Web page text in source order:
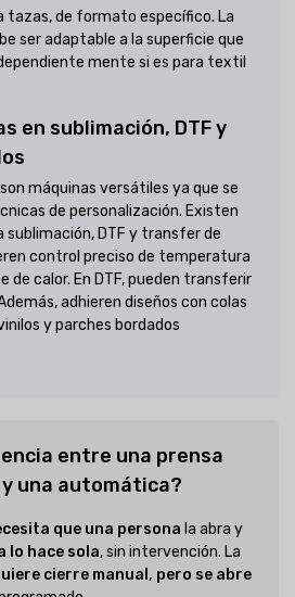
tazas, de formato específico. La
ser adaptable a la superficie que
mente si es para textil
en sublimación, DTF y
máquinas versátiles ya que se
de personalización. Existen
sublimación, DTF y transfer de
control preciso de temperatura
de calor. En DTF, pueden transferir
adhieren diseños con colas
y parches bordados
entre una prensa
una automática?
que una persona la abra y
lo hace sola, sin intervención. La
cierre manual, pero se abre